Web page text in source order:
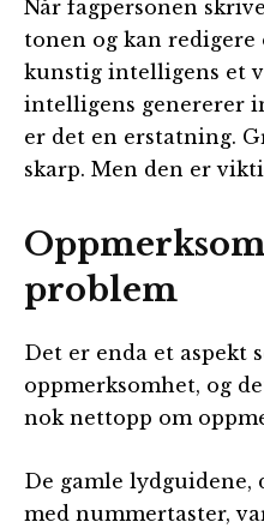
Når fagpersonen
tonen og kan
kunstig intelligens et
intelligens genererer
er det en erstatning.
skarp. Men den er
problem
Det er enda et aspekt
oppmerksomhet, og
nok nettopp om
De gamle lydguidene,
med nummertaster,